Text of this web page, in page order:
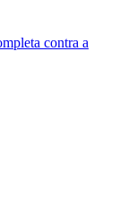
contra a